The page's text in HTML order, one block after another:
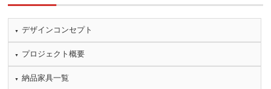
デザインコンセプト
プロジェクト概要
納品家具一覧